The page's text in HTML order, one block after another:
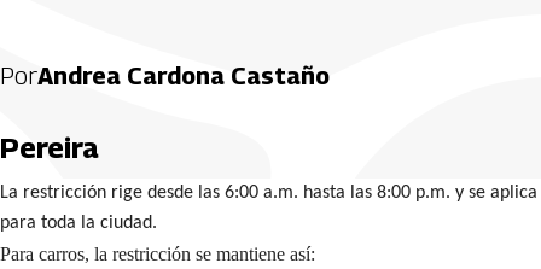
PorAndrea Cardona Castaño
Pereira
La restricción rige desde las 6:00 a.m. hasta las 8:00 p.m. y se aplica
para toda la ciudad.
Para carros, la restricción se mantiene así: